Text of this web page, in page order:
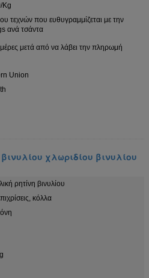
Kg
τεχνών που ευθυγραμμίζεται με την
ανά τσάντα
μετά από να λάβει την πληρωμή
Union
χλωριδίου βινυλίου
ρητίνη βινυλίου
κόλλα